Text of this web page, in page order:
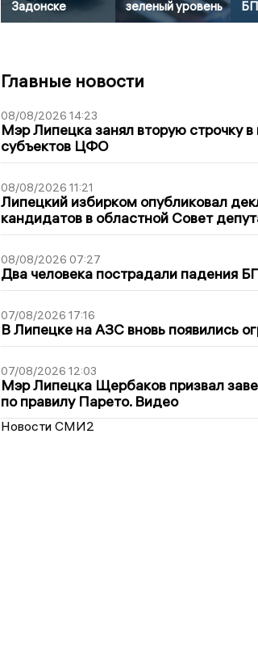
Задонске
зеленый уровень
Главные новости
08/08/2026 14:23
Мэр Липецка занял вторую строчку
субъектов ЦФО
08/08/2026 11:21
Липецкий избирком опубликовал
кандидатов в областной Совет
08/08/2026 07:27
Два человека пострадали падения
07/08/2026 17:16
В Липецке на АЗС вновь появились
07/08/2026 12:03
Мэр Липецка Щербаков призвал
по правилу Парето. Видео
Новости СМИ2